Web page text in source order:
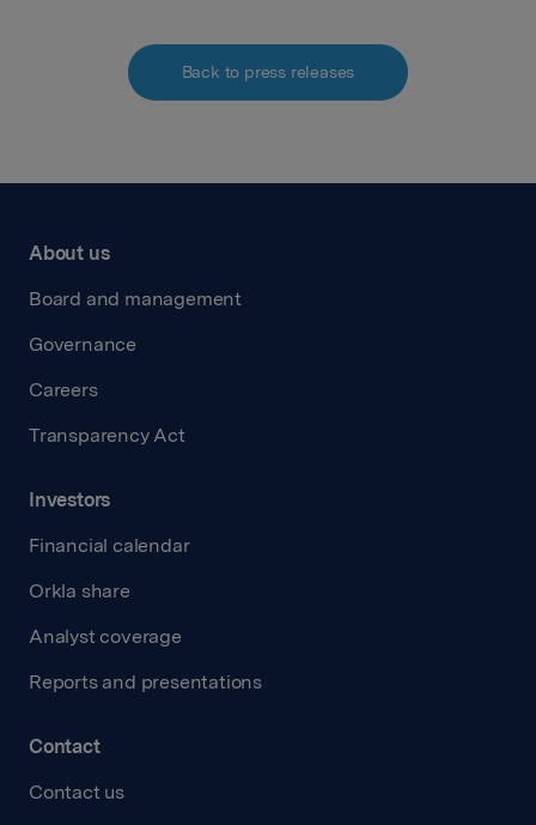
Back to press releases
About us
Board and management
Governance
Careers
Transparency Act
Investors
Financial calendar
Orkla share
Analyst coverage
Reports and presentations
Contact
Contact us